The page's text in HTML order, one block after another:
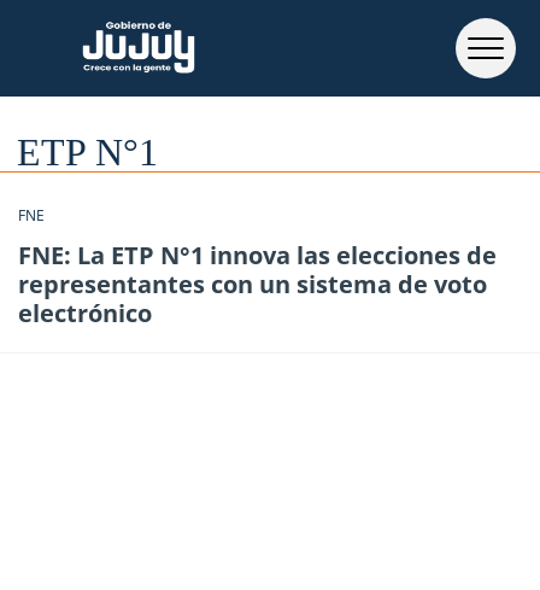
ETP N°1
FNE
FNE: La ETP N°1 innova las elecciones de
representantes con un sistema de voto
electrónico